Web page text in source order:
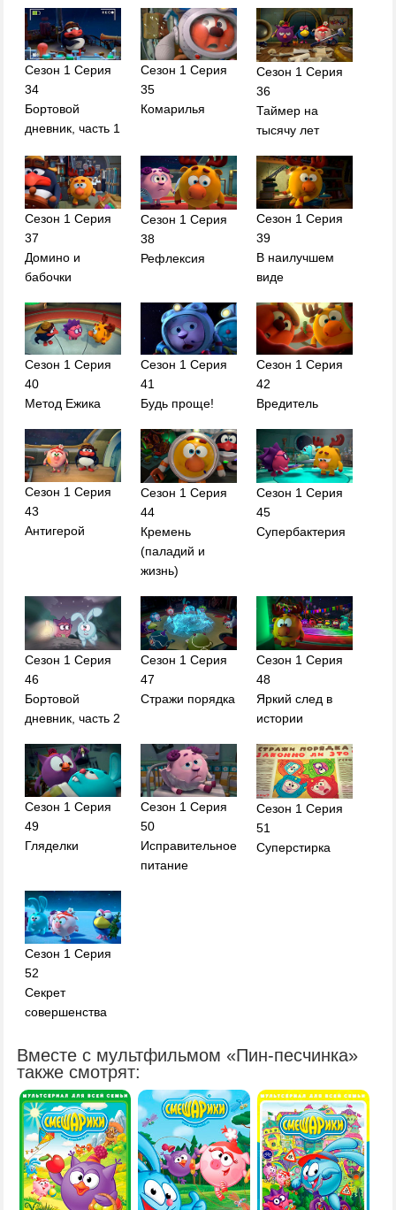
Сезон 1 Серия
34
Бортовой
дневник, часть 1
Сезон 1 Серия
35
Комарилья
Сезон 1 Серия
36
Таймер на
тысячу лет
Сезон 1 Серия
37
Домино и
бабочки
Сезон 1 Серия
38
Рефлексия
Сезон 1 Серия
39
В наилучшем
виде
Сезон 1 Серия
40
Метод Ежика
Сезон 1 Серия
41
Будь проще!
Сезон 1 Серия
42
Вредитель
Сезон 1 Серия
43
Антигерой
Сезон 1 Серия
44
Кремень
(паладий и
жизнь)
Сезон 1 Серия
45
Супербактерия
Сезон 1 Серия
46
Бортовой
дневник, часть 2
Сезон 1 Серия
47
Стражи порядка
Сезон 1 Серия
48
Яркий след в
истории
Сезон 1 Серия
49
Гляделки
Сезон 1 Серия
50
Исправительное
питание
Сезон 1 Серия
51
Суперстирка
Сезон 1 Серия
52
Секрет
совершенства
Вместе с мультфильмом «Пин-песчинка»
также смотрят: